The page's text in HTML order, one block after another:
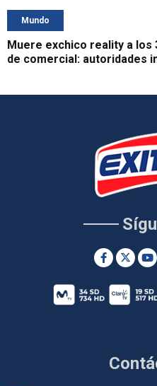
Mundo
Muere exchico reality a los
de comercial: autoridades